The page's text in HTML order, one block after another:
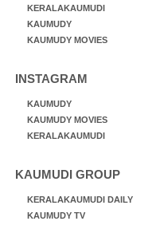
KERALAKAUMUDI
KAUMUDY
KAUMUDY MOVIES
INSTAGRAM
KAUMUDY
KAUMUDY MOVIES
KERALAKAUMUDI
KAUMUDI GROUP
KERALAKAUMUDI DAILY
KAUMUDY TV